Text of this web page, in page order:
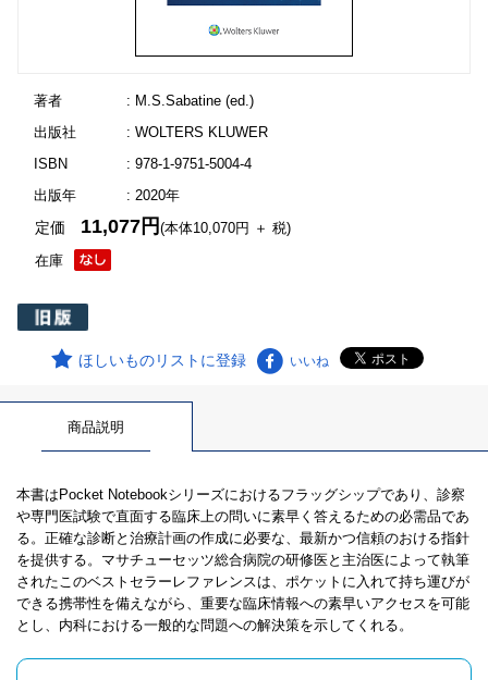
著者
: M.S.Sabatine (ed.)
出版社
: WOLTERS KLUWER
ISBN
: 978-1-9751-5004-4
出版年
: 2020年
在庫
定価 11,077円(本体10,070円 ＋ 税)
ほしいものリストに登録 いいね
商品説明
本書はPocket Notebookシリーズにおけるフラッグシップであり、診察
や専門医試験で直面する臨床上の問いに素早く答えるための必需品であ
る。正確な診断と治療計画の作成に必要な、最新かつ信頼のおける指針
を提供する。マサチューセッツ総合病院の研修医と主治医によって執筆
されたこのベストセラーレファレンスは、ポケットに入れて持ち運びが
できる携帯性を備えながら、重要な臨床情報への素早いアクセスを可能
とし、内科における一般的な問題への解決策を示してくれる。